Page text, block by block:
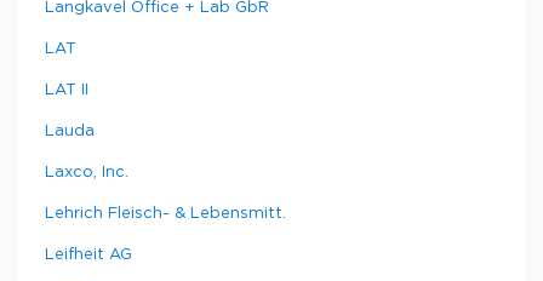
Langkavel Office + Lab GbR
LAT
LAT II
Lauda
Laxco, Inc.
Lehrich Fleisch- & Lebensmitt.
Leifheit AG